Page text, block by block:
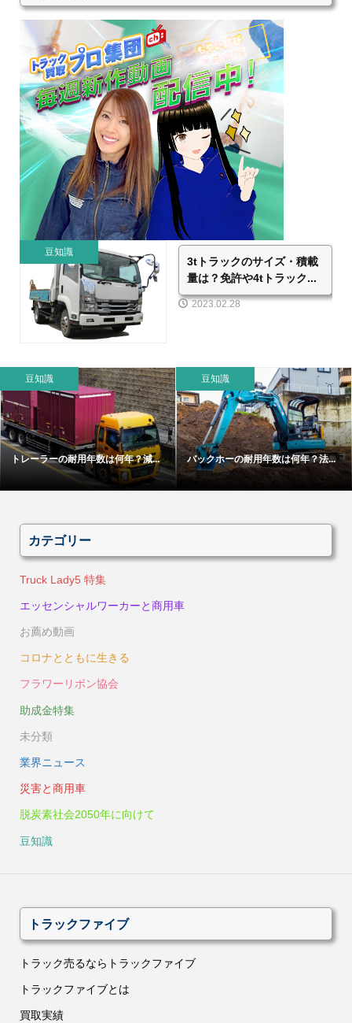
豆知識
3tトラックのサイズ・積載
量は？免許や4tトラック...
2023.02.28
豆知識
トレーラーの耐用年数は何年？減...
豆知識
バックホーの耐用年数は何年？法...
カテゴリー
Truck Lady5 特集
エッセンシャルワーカーと商用車
お薦め動画
コロナとともに生きる
フラワーリボン協会
助成金特集
未分類
業界ニュース
災害と商用車
脱炭素社会2050年に向けて
豆知識
トラックファイブ
トラック売るならトラックファイブ
トラックファイブとは
買取実績